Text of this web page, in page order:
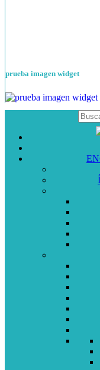
prueba imagen widget